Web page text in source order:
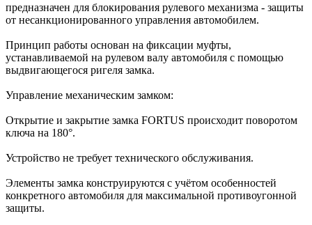
предназначен для блокирования рулевого механизма - защиты
от несанкционированного управления автомобилем.
Принцип работы основан на фиксации муфты,
устанавливаемой на рулевом валу автомобиля с помощью
выдвигающегося ригеля замка.
Управление механическим замком:
Открытие и закрытие замка FORTUS происходит поворотом
ключа на 180°.
Устройство не требует технического обслуживания.
Элементы замка конструируются с учётом особенностей
конкретного автомобиля для максимальной противоугонной
защиты.